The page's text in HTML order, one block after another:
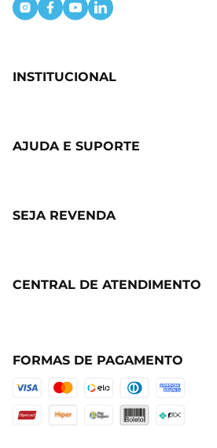
INSTITUCIONAL
AJUDA E SUPORTE
SEJA REVENDA
CENTRAL DE ATENDIMENTO
FORMAS DE PAGAMENTO